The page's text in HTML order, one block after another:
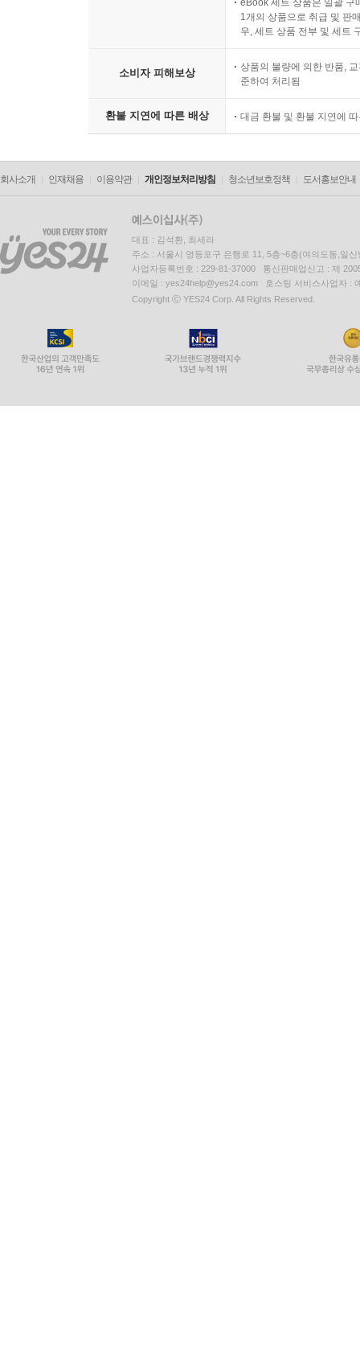
eBook 세트 상품은 일괄 구
1개의 상품으로 취급 및 판
우, 세트 상품 전부 및 세트
소비자 피해보상
상품의 불량에 의한 반품,
준하여 처리됨
환불 지연에 따른 배상 대금 환불 및 환불 지연에
회사소개 인재채용 이용약관 개인정보처리방침 청소년보호정책 도서홍보안내
대표 : 김석환, 최세라
주소 : 서울시 영등포구 은행로 11, 5층~6층(여의도동,일신
사업자등록번호 : 229-81-37000 통신판매업신고 : 제
이메일 : yes24help@yes24.com 호스팅 서비스사업자 :
Copyright ⓒ YES24 Corp. All Rights Reserved.